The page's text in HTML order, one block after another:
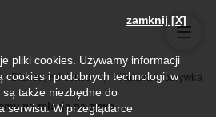
Biznes, rolnictwo Kultura i rozrywka
na relację na żywo
zamknij [X]
pliki cookies. Używamy informacji
cookies i podobnych technologii w
także niezbędne do
serwisu. W przeglądarce